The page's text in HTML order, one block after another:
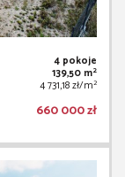
4 pokoje
139,50 m2
4 731,18 zł/m2
660 000 zł